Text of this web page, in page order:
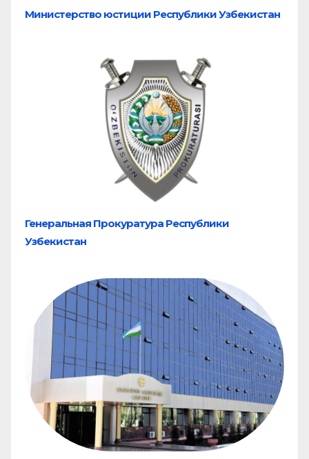
Министерство юстиции Республики Узбекистан
Генеральная Прокуратура Республики
Узбекистан